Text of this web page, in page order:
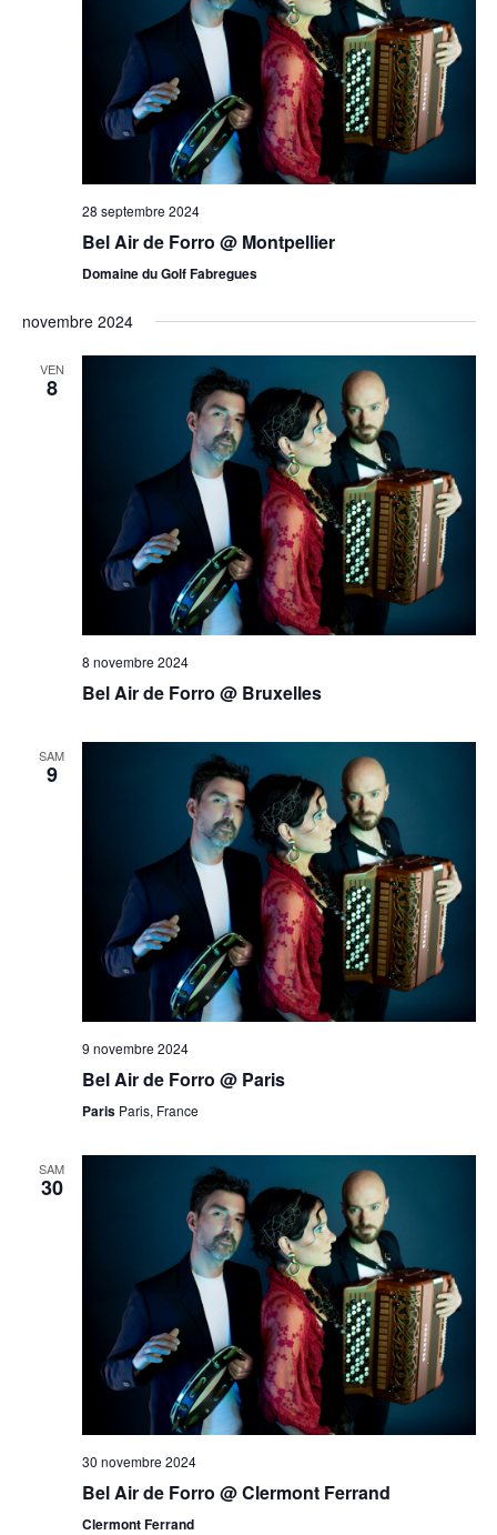
28 septembre 2024
Bel Air de Forro @ Montpellier
Domaine du Golf Fabregues
novembre 2024
VEN
8
8 novembre 2024
Bel Air de Forro @ Bruxelles
SAM
9
9 novembre 2024
Bel Air de Forro @ Paris
Paris Paris, France
SAM
30
30 novembre 2024
Bel Air de Forro @ Clermont Ferrand
Clermont Ferrand